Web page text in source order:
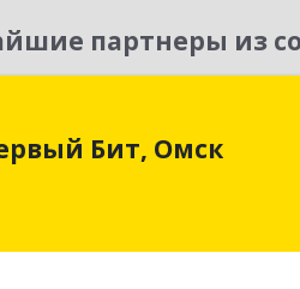
партнеры из
Бит, Омск
Омская обл, Омск г, Гагарина